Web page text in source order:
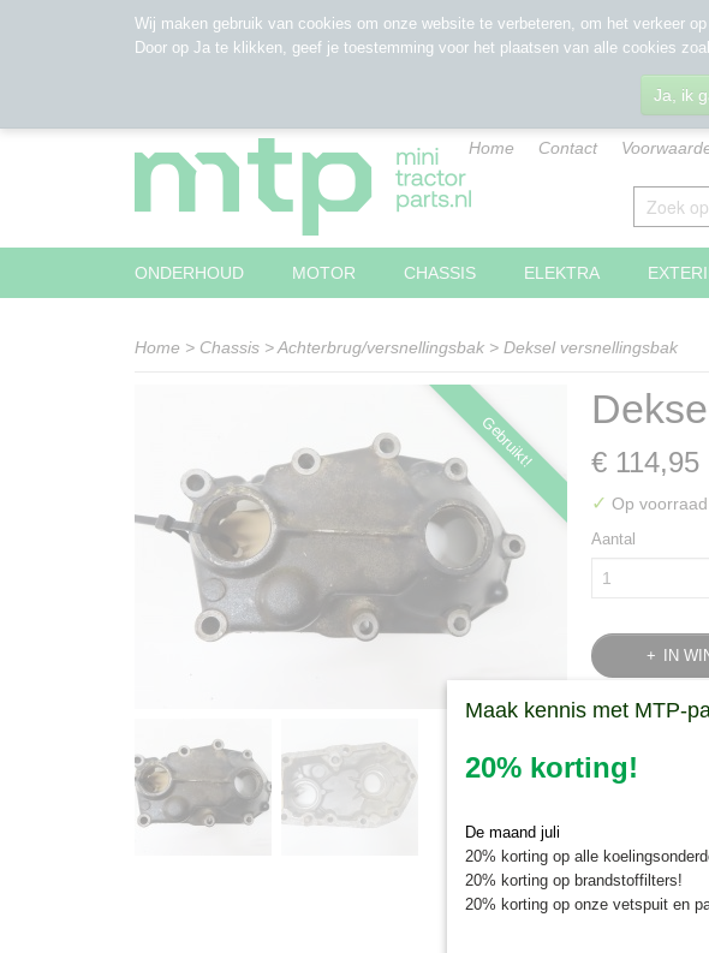
Home Contact
ONDERHOUD MOTOR CHASSIS ELEKTRA
Home > Chassis >Achterbrug/versnellingsbak > Deksel versnellingsbak
Gebruikt! € 114,95
✓ Op voorraad
Aantal
IN
Specificaties
Productcode
Deksel
Deksel
TU1600.
Wij maken gebruik van cookies om onze website te verbeteren, om het verkeer
Door op Ja te klikken, geef je toestemming voor het plaatsen van alle cookies
Ja, ik
Maak kennis met MTP-
20% korting!
De maand juli
20% korting op alle
20% korting op brandstoffilters!
20% korting op onze vetspuit en